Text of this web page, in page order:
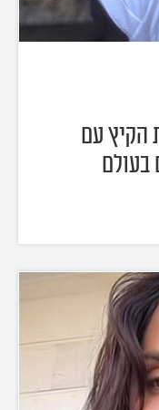
הקיץ עם